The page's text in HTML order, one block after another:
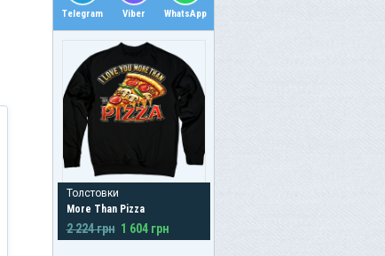
Telegram Viber WhatsApp
Толстовки
More Than Pizza
2 224 грн 1 604 грн